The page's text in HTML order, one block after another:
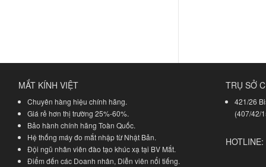
MẮT KÍNH VIỆT
Chuyên hàng hiệu chính hãng.
Giá rẻ hơn thị trường 25%-60%.
Bảo hành chính hãng Toàn Quốc.
Hệ thống máy đo mắt nhập từ Nhật Bản.
Đội ngũ nhân viên đào tạo khúc xạ tại BV Mắt.
Điểm đến các Doanh nhân, Diễn viên nổi tiếng.
TRỤ SỞ
421/26
(407/42/
HOTLINE: